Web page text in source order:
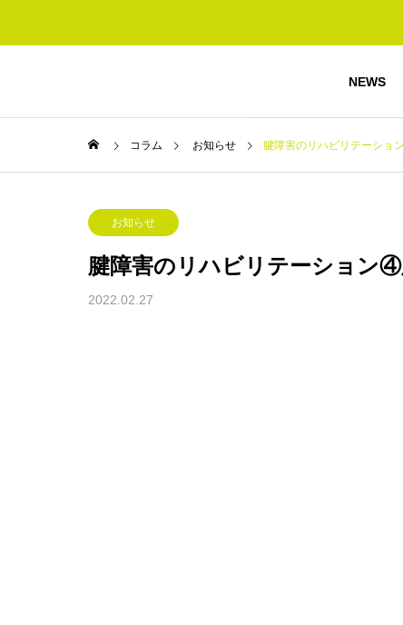
NEWS
コラム お知らせ 腱障害のリハビリテーショ
お知らせ
腱障害のリハビリテーション
2022.02.27